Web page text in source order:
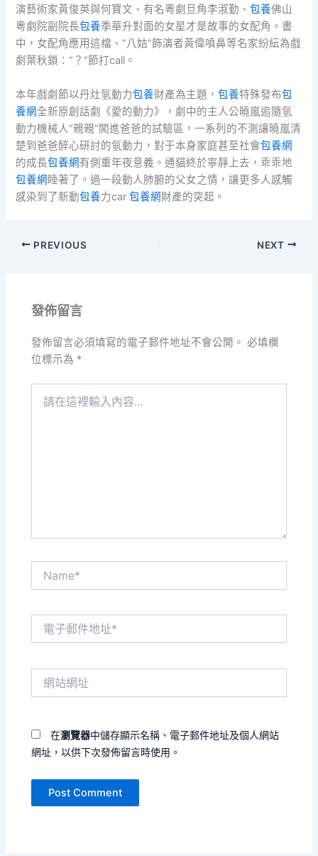
演藝術家黃俊英與何寶文、有名粵劇旦角李淑勤、包養佛山
粵劇院副院長包養季華升對面的女星才是故事的女配角。書
中，女配角應用這檔、“八姑”飾演者黃偉噴鼻等名家紛紜為戲
劇葉秋鎖：“？”節打call。
本年戲劇節以丹灶氫動力包養財產為主題，包養特殊發布包
養網全新原創話劇《愛的動力》，劇中的主人公曉嵐追隨氫
動力機械人“親親”闖進爸爸的試驗區，一系列的不測讓曉嵐清
楚到爸爸醉心研討的氫動力，對于本身家庭甚至社會包養網
的成長包養網有側重年夜意義。通貓終於寧靜上去，乖乖地
包養網 睡著了。過一段動人肺腑的父女之情，讓更多人感觸
感染到了新動包養力car包養網財產的突起。
PREVIOUS NEXT
發佈留言
發佈留言必須填寫的電子郵件地址不會公開。 必填欄
位標示為 *
在瀏覽器中儲存顯示名稱、電子郵件地址及個人網站
網址，以供下次發佈留言時使用。